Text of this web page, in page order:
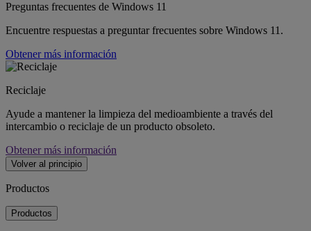
Preguntas frecuentes de Windows 11
Encuentre respuestas a preguntar frecuentes sobre Windows 11.
Obtener más información
Reciclaje
Ayude a mantener la limpieza del medioambiente a través del
intercambio o reciclaje de un producto obsoleto.
Obtener más información
Volver al principio
Productos
Productos